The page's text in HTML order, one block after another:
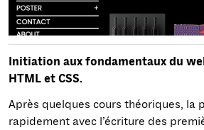
Initiation aux fondamentaux du
HTML et CSS.
Après quelques cours théoriques, la
rapidement avec l’écriture des